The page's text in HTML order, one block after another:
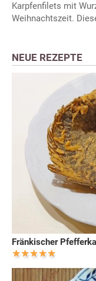
Karpfenfilets mit
Weihnachtszeit.
NEUE REZEPTE
Fränkischer